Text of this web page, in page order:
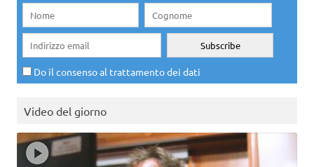
Do il consenso al trattamento dei dati
Video del giorno